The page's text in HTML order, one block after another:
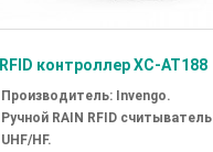
RFID контроллер XC-AT188
Производитель: Invengo.
Ручной RAIN RFID считыватель
UHF/HF.